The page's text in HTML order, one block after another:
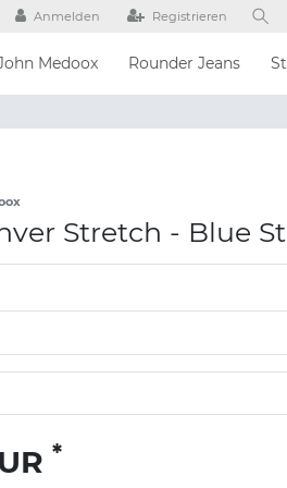
Anmelden Registrieren
Medoox Rounder Jeans
Stretch - Blue
*